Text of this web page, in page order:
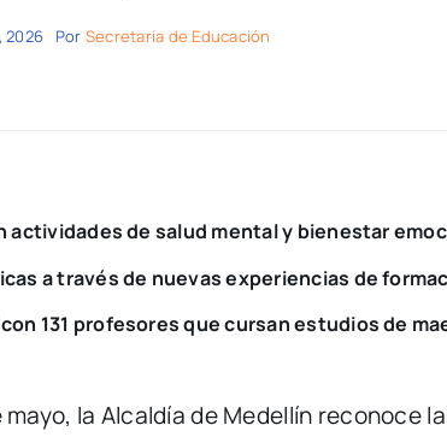
2026 Por Secretaría de Educación
de salud mental y bienestar
a través de nuevas experiencias de
131 profesores que cursan estudios de
la Alcaldía de Medellín reconoce